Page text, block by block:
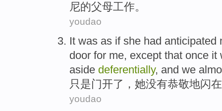
尼的父母工作。
youdao
It was as if she had anticipated
door for me, except that once it
aside deferentially, and we
只是门开了， 她没有恭敬地闪
youdao